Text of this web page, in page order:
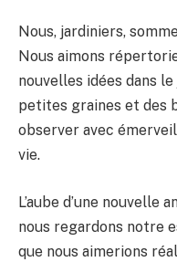
Nous, jardiniers,
Nous aimons
nouvelles idées dans
petites graines et des
observer avec
vie.
L’aube d’une nouvelle
nous regardons notre
que nous aimerions